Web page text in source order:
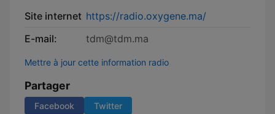
Site internet https://radio.oxygene.ma/
E-mail:
tdm@tdm.ma
Mettre à jour cette information radio
Partager
Facebook Twitter